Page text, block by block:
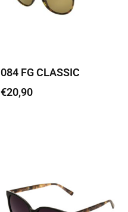
084 FG CLASSIC
€20,90